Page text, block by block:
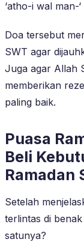
‘atho-i wal man-‘
Doa tersebut
SWT agar
Juga agar Allah
memberikan
paling baik.
Puasa
Beli
Ramadan
Setelah
terlintas di
satunya?